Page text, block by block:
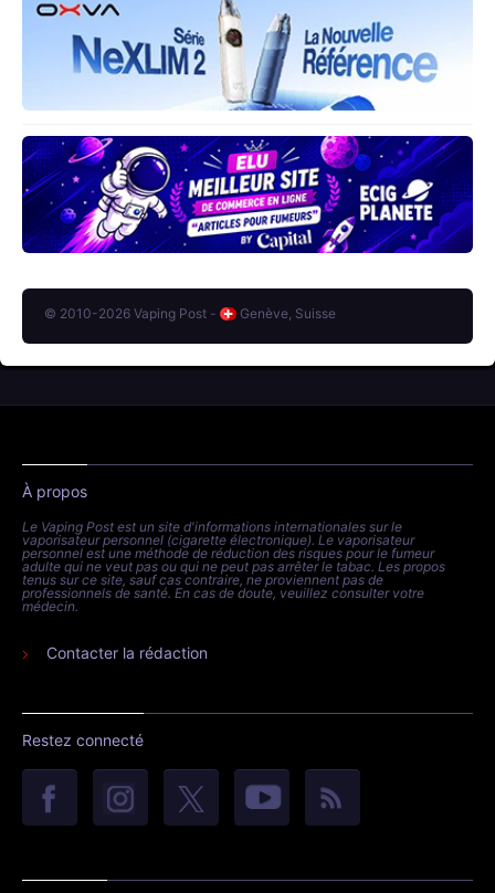
© 2010-2026 Vaping Post - Genève, Suisse
À propos
Le Vaping Post est un site d'informations internationales sur le
vaporisateur personnel (cigarette électronique). Le vaporisateur
personnel est une méthode de réduction des risques pour le fumeur
adulte qui ne veut pas ou qui ne peut pas arrêter le tabac. Les propos
tenus sur ce site, sauf cas contraire, ne proviennent pas de
professionnels de santé. En cas de doute, veuillez consulter votre
médecin.
Contacter la rédaction
Restez connecté